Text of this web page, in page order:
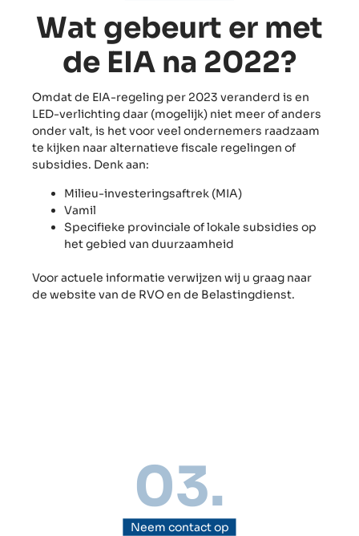
Wat gebeurt er met
de EIA na 2022?
Omdat de EIA-regeling per 2023 veranderd is en
LED-verlichting daar (mogelijk) niet meer of anders
onder valt, is het voor veel ondernemers raadzaam
te kijken naar alternatieve fiscale regelingen of
subsidies. Denk aan:
Milieu-investeringsaftrek (MIA)
Vamil
Specifieke provinciale of lokale subsidies op
het gebied van duurzaamheid
Voor actuele informatie verwijzen wij u graag naar
de website van de RVO en de Belastingdienst.
03.
Neem contact op